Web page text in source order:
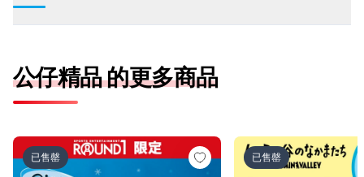
公仔精品 的更多商品
ピングー ぬいぐるみマスコット ラウンドワン限定ver.
已售罄
ムーミン谷のなかま
已售罄